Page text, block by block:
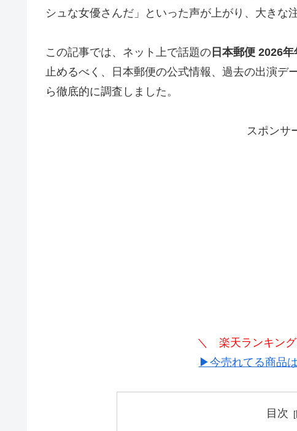
シュな女優さんだ」といった声が上がり、大きな
この記事では、ネット上で話題の 日本郵便 2026
止めるべく、日本郵便の公式情報、過去の出演
ら徹底的に調査しました。
スポンサ
＼ 楽天ランキン
▶今売れてる商品
目次